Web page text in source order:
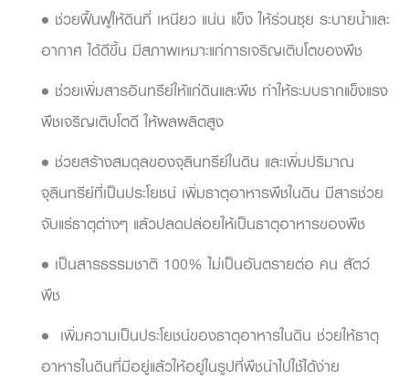
• ช่วยฟื้นฟูให้ดินที่ เหนียว แน่น แข็ง ให้ร่วนซุย ระบายน้ำและ
อากาศ ได้ดีขึ้น มีสภาพเหมาะแก่การเจริญเติบโตของพืช
• ช่วยเพิ่มสารอินทรีย์ให้แก่ดินและพืช ทำให้ระบบรากแข็งแรง
พืชเจริญเติบโตดี ให้ผลผลิตสูง
• ช่วยสร้างสมดุลของจุลินทรีย์ในดิน และเพิ่มปริมาณ
จุลินทรีย์ที่เป็นประโยชน์ เพิ่มธาตุอาหารพืชในดิน มีสารช่วย
จับแร่ธาตุต่างๆ แล้วปลดปล่อยให้เป็นธาตุอาหารของพืช
• เป็นสารธรรมชาติ 100% ไม่เป็นอันตรายต่อ คน สัตว์
พืช
• เพิ่มความเป็นประโยชน์ของธาตุอาหารในดิน ช่วยให้ธาตุ
อาหารในดินที่มีอยู่แล้วให้อยู่ในรูปที่พืชนำไปใช้ได้ง่าย